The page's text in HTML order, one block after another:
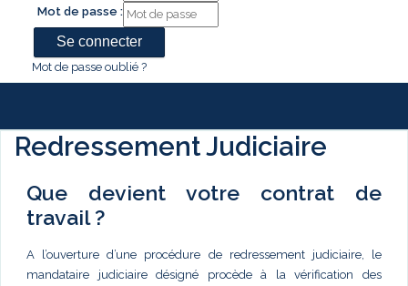
Mot de passe :
Mot de passe oublié ?
Redressement Judiciaire
Que devient votre contrat de
travail ?
A l’ouverture d’une procédure de redressement judiciaire, le
mandataire judiciaire désigné procède à la vérification des